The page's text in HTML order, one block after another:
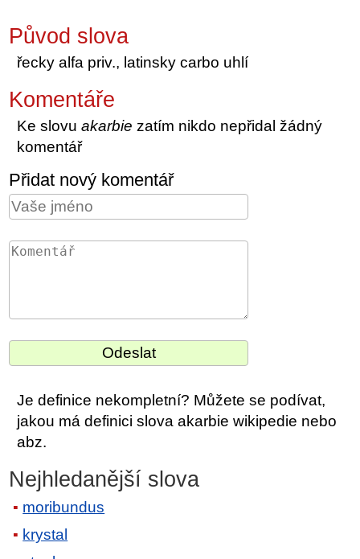
Původ slova
řecky alfa priv., latinsky carbo uhlí
Komentáře
Ke slovuakarbie zatím nikdo nepřidal žádný
komentář
Přidat nový komentář
Je definice nekompletní? Můžete se podívat,
jakou má definici slova akarbie wikipedie nebo
abz.
Nejhledanější slova
moribundus
krystal